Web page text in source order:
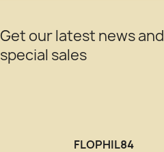
Get our latest news and
special sales
FLOPHIL84